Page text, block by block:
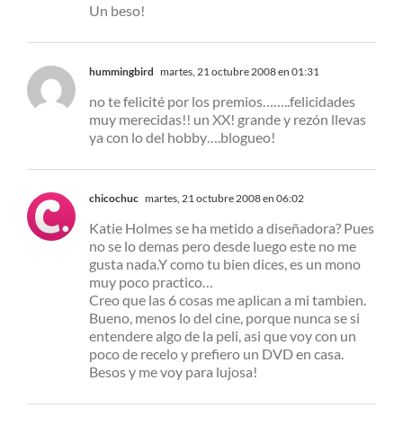
Un beso!
hummingbird martes, 21 octubre 2008 en 01:31
no te felicité por los premios……..felicidades
muy merecidas!! un XX! grande y rezón llevas
ya con lo del hobby….blogueo!
chicochuc martes, 21 octubre 2008 en 06:02
Katie Holmes se ha metido a diseñadora? Pues
no se lo demas pero desde luego este no me
gusta nada.Y como tu bien dices, es un mono
muy poco practico…
Creo que las 6 cosas me aplican a mi tambien.
Bueno, menos lo del cine, porque nunca se si
entendere algo de la peli, asi que voy con un
poco de recelo y prefiero un DVD en casa.
Besos y me voy para lujosa!